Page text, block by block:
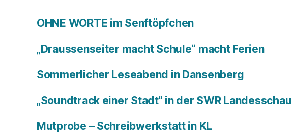
OHNE WORTE im Senftöpfchen
„Draussenseiter macht Schule“ macht Ferien
Sommerlicher Leseabend in Dansenberg
„Soundtrack einer Stadt“ in der SWR Landesschau
Mutprobe – Schreibwerkstatt in KL